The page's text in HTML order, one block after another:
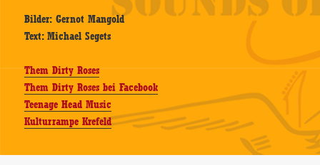
Bilder: Gernot Mangold
Text: Michael Segets
Them Dirty Roses
Them Dirty Roses bei Facebook
Teenage Head Music
Kulturrampe Krefeld